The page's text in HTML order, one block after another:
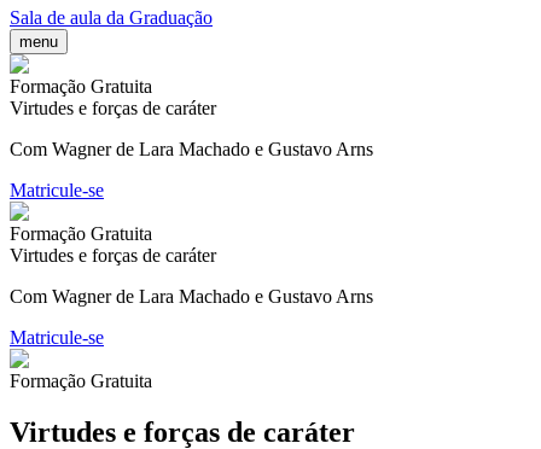
Sala de aula da Graduação
menu
Formação Gratuita
Virtudes e forças de caráter
Com Wagner de Lara Machado e Gustavo Arns
Matricule-se
Formação Gratuita
Virtudes e forças de caráter
Com Wagner de Lara Machado e Gustavo Arns
Matricule-se
Formação Gratuita
Virtudes e forças de caráter